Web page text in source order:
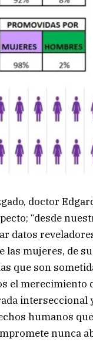
doctor
“desde
datos
las mujeres, de
que son
el merecimiento
interseccional
humanos
nunca